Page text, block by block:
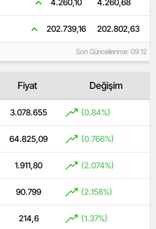
202.739,16 202.802,63
Son Güncellenme: 09:12
Fiyat Değişim
3.078.655 (0.84%)
64.825,09 (0.766%)
1.911,80 (2.074%)
90.799 (2.158%)
214,6 (1.37%)